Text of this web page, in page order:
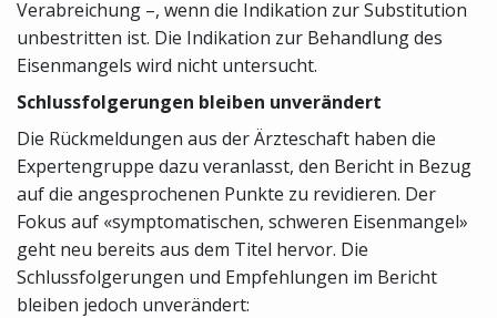
Verabreichung –, wenn die Indikation zur Substitution
unbestritten ist. Die Indikation zur Behandlung des
Eisenmangels wird nicht untersucht.
Schlussfolgerungen bleiben unverändert
Die Rückmeldungen aus der Ärzteschaft haben die
Expertengruppe dazu veranlasst, den Bericht in Bezug
auf die angesprochenen Punkte zu revidieren. Der
Fokus auf «symptomatischen, schweren Eisenmangel»
geht neu bereits aus dem Titel hervor. Die
Schlussfolgerungen und Empfehlungen im Bericht
bleiben jedoch unverändert: